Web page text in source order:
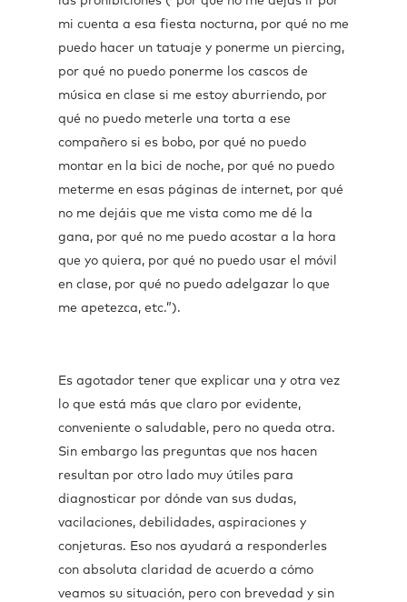
mi cuenta a esa fiesta nocturna, por qué no me
puedo hacer un tatuaje y ponerme un piercing,
por qué no puedo ponerme los cascos de
música en clase si me estoy aburriendo, por
qué no puedo meterle una torta a ese
compañero si es bobo, por qué no puedo
montar en la bici de noche, por qué no puedo
meterme en esas páginas de internet, por qué
no me dejáis que me vista como me dé la
gana, por qué no me puedo acostar a la hora
que yo quiera, por qué no puedo usar el móvil
en clase, por qué no puedo adelgazar lo que
me apetezca, etc.”).
Es agotador tener que explicar una y otra vez
lo que está más que claro por evidente,
conveniente o saludable, pero no queda otra.
Sin embargo las preguntas que nos hacen
resultan por otro lado muy útiles para
diagnosticar por dónde van sus dudas,
vacilaciones, debilidades, aspiraciones y
conjeturas. Eso nos ayudará a responderles
con absoluta claridad de acuerdo a cómo
veamos su situación, pero con brevedad y sin